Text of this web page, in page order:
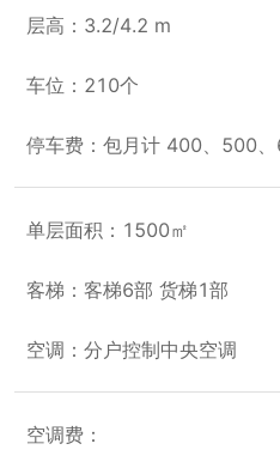
层高：3.2/4.2 m
车位：210个
单层面积：1500㎡
客梯：客梯6部 货梯1部
空调：分户控制中央空调
空调费：